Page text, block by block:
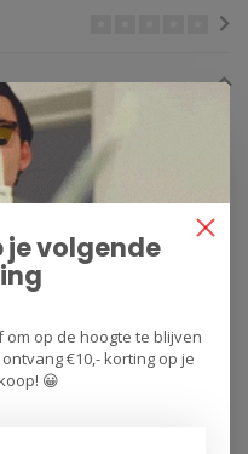
SPARK
3/4 kit: 2 MotoGP
volgende
op de hoogte te blijven
€10,- korting op je
😀